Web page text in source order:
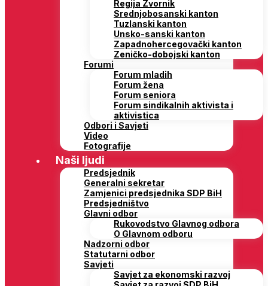
Regija Zvornik
Srednjobosanski kanton
Tuzlanski kanton
Unsko-sanski kanton
Zapadnohercegovački kanton
Zeničko-dobojski kanton
Forumi
Forum mladih
Forum žena
Forum seniora
Forum sindikalnih aktivista i
aktivistica
Odbori i Savjeti
Video
Fotografije
Naši ljudi
Predsjednik
Generalni sekretar
Zamjenici predsjednika SDP BiH
Predsjedništvo
Glavni odbor
Rukovodstvo Glavnog odbora
O Glavnom odboru
Nadzorni odbor
Statutarni odbor
Savjeti
Savjet za ekonomski razvoj